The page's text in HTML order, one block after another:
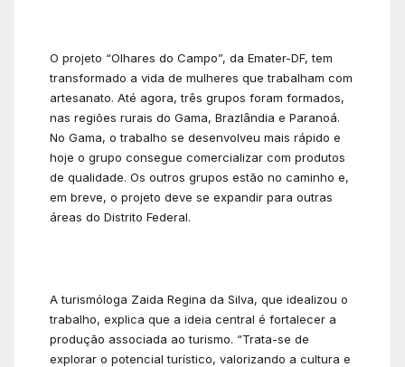
O projeto “Olhares do Campo”, da Emater-DF, tem
transformado a vida de mulheres que trabalham com
artesanato. Até agora, três grupos foram formados,
nas regiões rurais do Gama, Brazlândia e Paranoá.
No Gama, o trabalho se desenvolveu mais rápido e
hoje o grupo consegue comercializar com produtos
de qualidade. Os outros grupos estão no caminho e,
em breve, o projeto deve se expandir para outras
áreas do Distrito Federal.
A turismóloga Zaida Regina da Silva, que idealizou o
trabalho, explica que a ideia central é fortalecer a
produção associada ao turismo. “Trata-se de
explorar o potencial turístico, valorizando a cultura e